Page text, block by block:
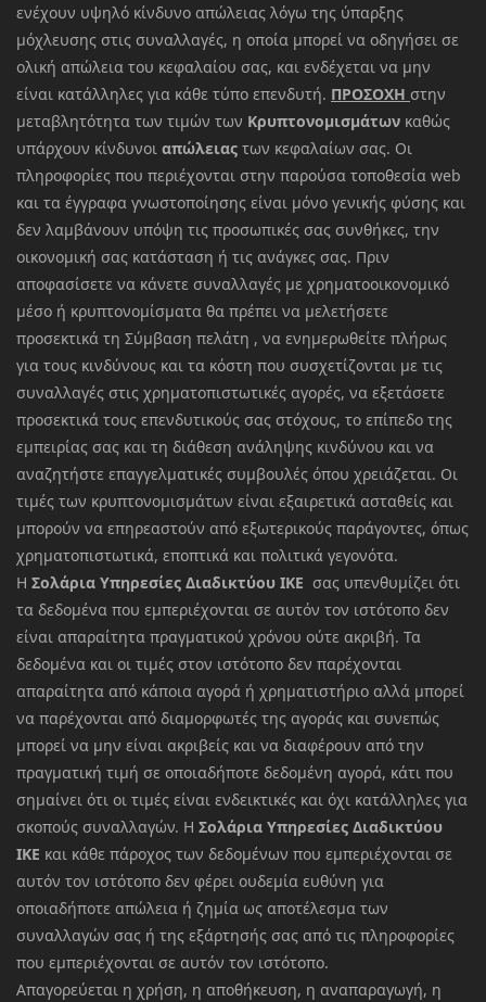
ενέχουν υψηλό κίνδυνο απώλειας λόγω της ύπαρξης
μόχλευσης στις συναλλαγές, η οποία μπορεί να οδηγήσει σε
ολική απώλεια του κεφαλαίου σας, και ενδέχεται να μην
είναι κατάλληλες για κάθε τύπο επενδυτή. ΠΡΟΣΟΧΗ στην
μεταβλητότητα των τιμών των Κρυπτονομισμάτων καθώς
υπάρχουν κίνδυνοι απώλειας των κεφαλαίων σας. Οι
πληροφορίες που περιέχονται στην παρούσα τοποθεσία web
και τα έγγραφα γνωστοποίησης είναι μόνο γενικής φύσης και
δεν λαμβάνουν υπόψη τις προσωπικές σας συνθήκες, την
οικονομική σας κατάσταση ή τις ανάγκες σας. Πριν
αποφασίσετε να κάνετε συναλλαγές με χρηματοοικονομικό
μέσο ή κρυπτονομίσματα θα πρέπει να μελετήσετε
προσεκτικά τη Σύμβαση πελάτη , να ενημερωθείτε πλήρως
για τους κινδύνους και τα κόστη που συσχετίζονται με τις
συναλλαγές στις χρηματοπιστωτικές αγορές, να εξετάσετε
προσεκτικά τους επενδυτικούς σας στόχους, το επίπεδο της
εμπειρίας σας και τη διάθεση ανάληψης κινδύνου και να
αναζητήστε επαγγελματικές συμβουλές όπου χρειάζεται. Οι
τιμές των κρυπτονομισμάτων είναι εξαιρετικά ασταθείς και
μπορούν να επηρεαστούν από εξωτερικούς παράγοντες, όπως
χρηματοπιστωτικά, εποπτικά και πολιτικά γεγονότα.
Η Σολάρια Υπηρεσίες Διαδικτύου ΙΚΕ σας υπενθυμίζει ότι
τα δεδομένα που εμπεριέχονται σε αυτόν τον ιστότοπο δεν
είναι απαραίτητα πραγματικού χρόνου ούτε ακριβή. Τα
δεδομένα και οι τιμές στον ιστότοπο δεν παρέχονται
απαραίτητα από κάποια αγορά ή χρηματιστήριο αλλά μπορεί
να παρέχονται από διαμορφωτές της αγοράς και συνεπώς
μπορεί να μην είναι ακριβείς και να διαφέρουν από την
πραγματική τιμή σε οποιαδήποτε δεδομένη αγορά, κάτι που
σημαίνει ότι οι τιμές είναι ενδεικτικές και όχι κατάλληλες για
σκοπούς συναλλαγών. Η Σολάρια Υπηρεσίες Διαδικτύου
ΙΚΕ και κάθε πάροχος των δεδομένων που εμπεριέχονται σε
αυτόν τον ιστότοπο δεν φέρει ουδεμία ευθύνη για
οποιαδήποτε απώλεια ή ζημία ως αποτέλεσμα των
συναλλαγών σας ή της εξάρτησής σας από τις πληροφορίες
που εμπεριέχονται σε αυτόν τον ιστότοπο.
Απαγορεύεται η χρήση, η αποθήκευση, η αναπαραγωγή, η